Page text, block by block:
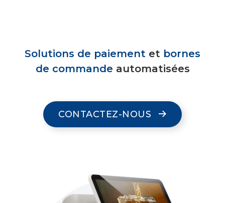
Solutions de paiement et bornes
de commande automatisées
CONTACTEZ-NOUS